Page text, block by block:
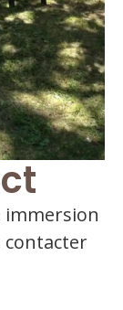
immersion
contacter